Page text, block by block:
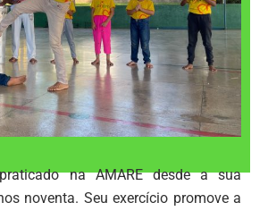
na AMARE desde a sua
noventa. Seu exercício promove a